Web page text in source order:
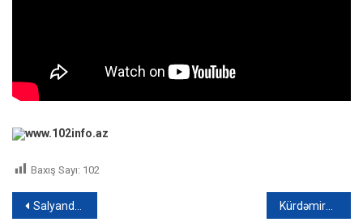
www.102info.az
Baxış Sayı: 102
Yazı
Salyanda üç yaşlı uşaq su kanalında boğulub Kürdəmirdə mikroavtobus piyadanı vuraraq öldürüb – FOTO